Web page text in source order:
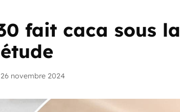
fait caca sous la
novembre 2024